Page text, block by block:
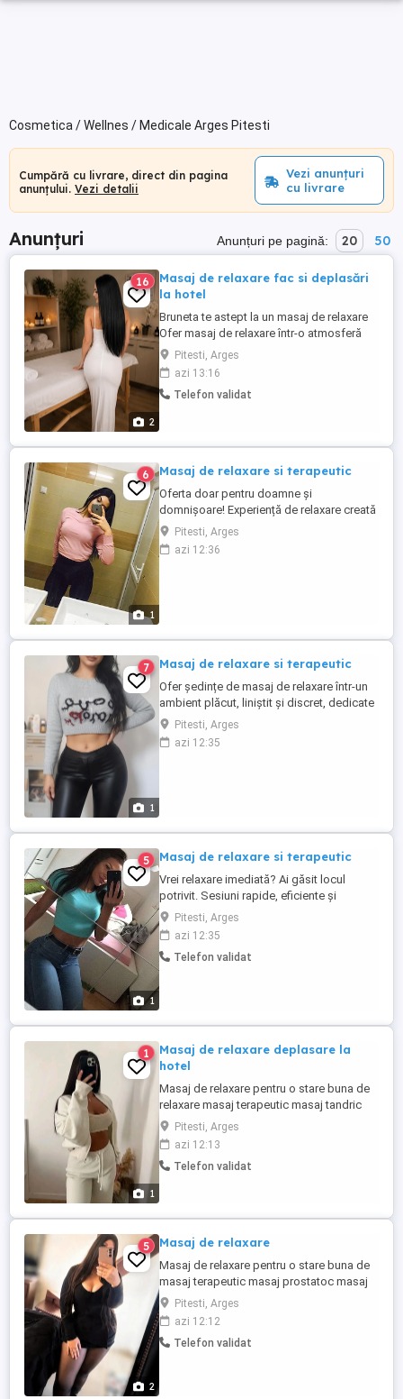
Cosmetica / Wellnes / Medicale Arges Pitesti
Cumpără cu livrare, direct din pagina
anunțului. Vezi detalii
Vezi anunțuri
cu livrare
Anunțuri Anunțuri pe pagină: 20 50
2
16
Masaj de relaxare fac si deplasări
la hotel
Bruneta te astept la un masaj de relaxare
Ofer masaj de relaxare într-o atmosferă
caldă ,feminina si liniștitoare,creată
special pentru momentele în care ai
nevoie să te desprinzi de stres și agitație
.Masajul este realizat cu atenție și uleiuri
Pitesti, Arges
azi 13:16
Telefon validat
1
6 Masaj de relaxare si terapeutic
Oferta doar pentru doamne și
domnișoare! Experiență de relaxare creată
pentru doamne care apreciază calitatea, și
profesionalismul. Fiecare sesiune este
construită cu tehnici precise, ritm
Pitesti, Arges
azi 12:36
1
7 Masaj de relaxare si terapeutic
Ofer ședințe de masaj de relaxare într-un
ambient plăcut, liniștit și discret, dedicate
eliminării stresului și redobândirii stării de
bine. Pentru informații suplimentare și
programări, mă puteți contacta telefonic
Pitesti, Arges
azi 12:35
1
5 Masaj de relaxare si terapeutic
Vrei relaxare imediată? Ai găsit locul
potrivit. Sesiuni rapide, eficiente și
orientate pe rezultat: detensionare,
confort și stare de bine încă din primele
minute. - Tehnici profesionale - Uleiuri
calde - Programări imediate - Confort și
Pitesti, Arges
azi 12:35
Telefon validat
1
1
Masaj de relaxare deplasare la
hotel
Masaj de relaxare pentru o stare buna de
relaxare masaj terapeutic masaj tandric
ofer detalii doar pe wattapp
Pitesti, Arges
azi 12:13
Telefon validat
2
5 Masaj de relaxare
Masaj de relaxare pentru o stare buna de
masaj terapeutic masaj prostatoc masaj
înghinal
Pitesti, Arges
azi 12:12
Telefon validat